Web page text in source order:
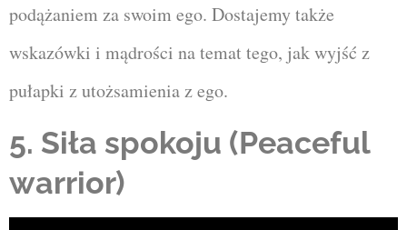
podążaniem za swoim ego. Dostajemy także
wskazówki i mądrości na temat tego, jak wyjść z
pułapki z utożsamienia z ego.
5. Siła spokoju (Peaceful
warrior)